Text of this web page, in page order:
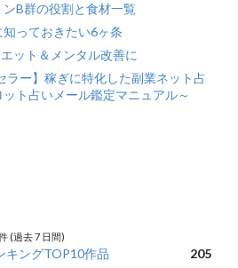
B群の役割と食材一覧
っておきたい6ヶ条
ット＆メンタル改善に
ラー】稼ぎに特化した副業ネット占
ト占いメール鑑定マニュアル～
(過去 7 日間)
キングTOP10作品
205